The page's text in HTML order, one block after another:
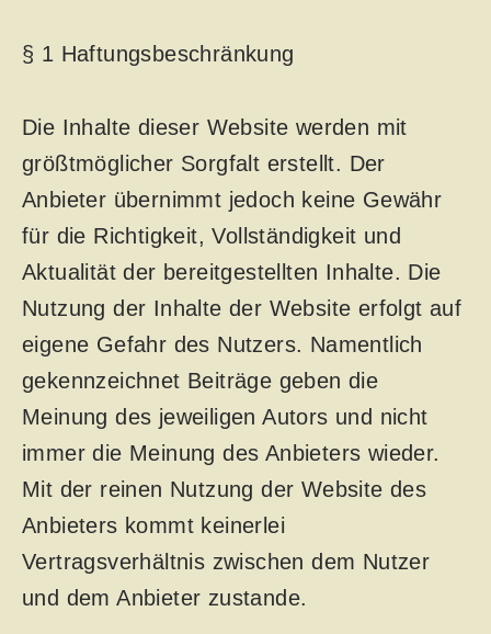
§ 1 Haftungsbeschränkung
Die Inhalte dieser Website werden mit
größtmöglicher Sorgfalt erstellt. Der
Anbieter übernimmt jedoch keine Gewähr
für die Richtigkeit, Vollständigkeit und
Aktualität der bereitgestellten Inhalte. Die
Nutzung der Inhalte der Website erfolgt auf
eigene Gefahr des Nutzers. Namentlich
gekennzeichnet Beiträge geben die
Meinung des jeweiligen Autors und nicht
immer die Meinung des Anbieters wieder.
Mit der reinen Nutzung der Website des
Anbieters kommt keinerlei
Vertragsverhältnis zwischen dem Nutzer
und dem Anbieter zustande.